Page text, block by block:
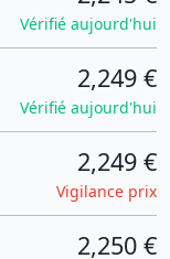
Vérifié aujourd'hui
2,249 €
Vérifié aujourd'hui
2,249 €
Vigilance prix
2,250 €